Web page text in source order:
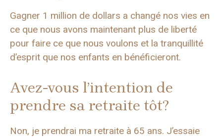
Gagner 1 million de dollars a changé nos vies en
ce que nous avons maintenant plus de liberté
pour faire ce que nous voulons et la tranquillité
d’esprit que nos enfants en bénéficieront.
Avez-vous l’intention de
prendre sa retraite tôt?
Non, je prendrai ma retraite à 65 ans. J’essaie